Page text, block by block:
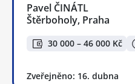
Pavel ČINÁTL
Štěrboholy, Praha
30 000 – 46 000 Kč
Zveřejněno: 16. dubna